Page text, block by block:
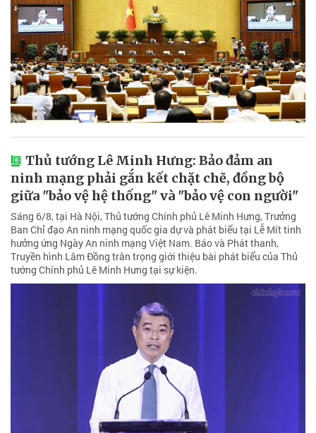
Thủ tướng Lê Minh Hưng: Bảo đảm an
ninh mạng phải gắn kết chặt chẽ, đồng bộ
giữa "bảo vệ hệ thống" và "bảo vệ con người"
Sáng 6/8, tại Hà Nội, Thủ tướng Chính phủ Lê Minh Hưng, Trưởng
Ban Chỉ đạo An ninh mạng quốc gia dự và phát biểu tại Lễ Mít tinh
hưởng ứng Ngày An ninh mạng Việt Nam. Báo và Phát thanh,
Truyền hình Lâm Đồng trân trọng giới thiệu bài phát biểu của Thủ
tướng Chính phủ Lê Minh Hưng tại sự kiện.